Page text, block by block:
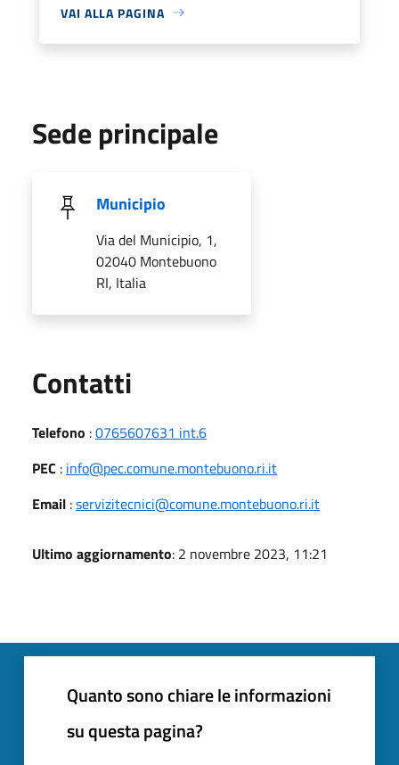
VAI ALLA PAGINA
Sede principale
Municipio
Via del Municipio, 1,
02040 Montebuono
RI, Italia
Contatti
Telefono :0765607631 int.6
PEC : info@pec.comune.montebuono.ri.it
Email :servizitecnici@comune.montebuono.ri.it
Ultimo aggiornamento: 2 novembre 2023, 11:21
Quanto sono chiare le informazioni
su questa pagina?